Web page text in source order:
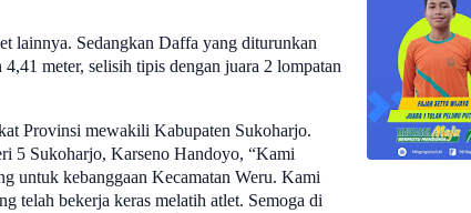
lainnya. Sedangkan Daffa yang diturunkan
meter, selisih tipis dengan juara 2 lompatan
Provinsi mewakili Kabupaten Sukoharjo.
5 Sukoharjo, Karseno Handoyo, “Kami
untuk kebanggaan Kecamatan Weru. Kami
telah bekerja keras melatih atlet. Semoga di